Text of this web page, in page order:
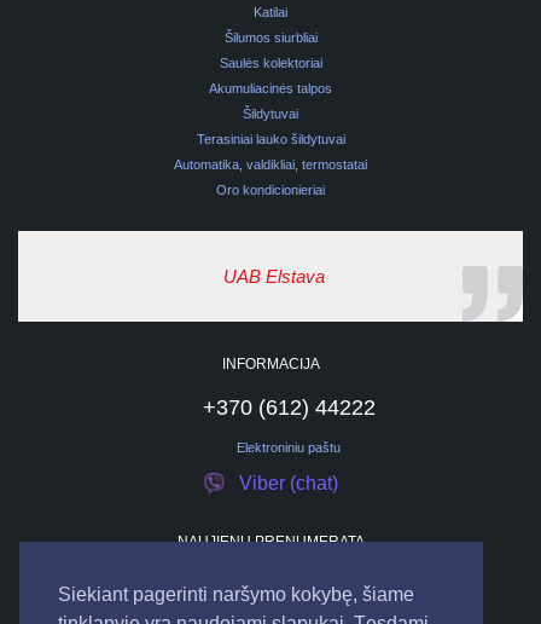
Siekiant pagerinti naršymo kokybę, šiame
Katilai
Šilumos siurbliai
Saulės kolektoriai
Akumuliacinės talpos
Šildytuvai
Terasiniai lauko šildytuvai
Automatika, valdikliai, termostatai
Oro kondicionieriai
UAB Elstava
INFORMACIJA
+370 (612) 44222
Elektroniniu paštu
Viber (chat)
NAUJIENŲ PRENUMERATA